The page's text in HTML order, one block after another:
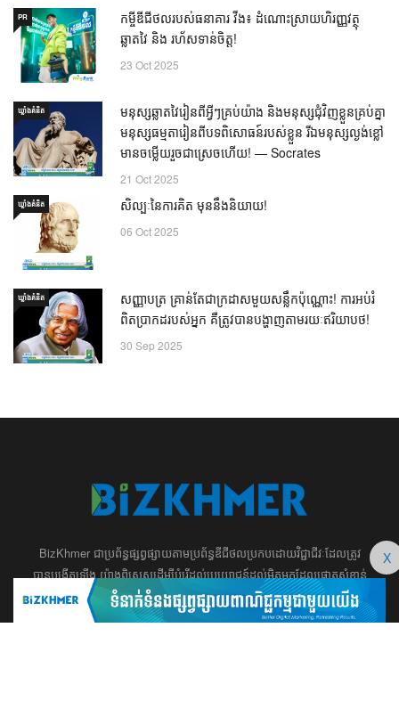
PR
កម្ចីឌីជីថលរបស់ធនាគារ វីង៖ ដំណោះស្រាយហិរញ្ញវត្ថុ
ឆ្លាតវៃ និង រហ័សទាន់ចិត្ត!
23 Oct 2025
ឃ្លាំង​គំនិត
មនុស្សឆ្លាតវៃរៀនពីអ្វីៗគ្រប់យ៉ាង និងមនុស្សជុំវិញខ្លួនគ្រប់គ្នា
មនុស្សធម្មតារៀនពីបទពិសោធន៍របស់ខ្លួន រីឯមនុស្សល្ងង់ខ្លៅ
មានចម្លើយរួចជាស្រេចហើយ! — Socrates
21 Oct 2025
ឃ្លាំង​គំនិត សិល្បៈនៃការគិត មុននឹងនិយាយ!
06 Oct 2025
ឃ្លាំង​គំនិត
សញ្ញាបត្រ គ្រាន់តែជាក្រដាសមួយសន្លឹកប៉ុណ្ណោះ! ការអប់រំ
ពិតប្រាកដរបស់អ្នក គឺត្រូវបានបង្ហាញតាមរយៈឥរិយាបថ!
30 Sep 2025
BizKhmer ​ជា​​ប្រព័ន្ធ​ផ្សព្វផ្សាយ​តាម​ប្រព័ន្ធ​ឌីជីថល​​​ប្រកប​ដោយ​វិជ្ជាជីវៈ​ដែល​​​ត្រូវ​
បាន​បង្កើតឡើង យ៉ាង​ពិសេស​​ដើម្បី​បំរើ​ដល់​ប្រយោជន៍​​​ដល់​មិត្ត​អ្នក​ដែល​ផ្ដោត​សំខាន់​
ទៅ​លើ​អត្ថបទ​ សហគ្រិន​ភាព អប់រំ ​​អាជីវកម្ម​ ​ការ​វិនិយោគ​ ​អភិវឌ្ឍន៍​អាជីព​ និង​
អចលនទ្រព្យ។ ​ក្រុម​​ការងារ​របស់​យើង​ ​​ មាន​ឆន្ទៈ​​មុតមាំ​​​ក្នុង​​ការ​សរសេរ​​អត្ថបទ​​ ដែល​
X